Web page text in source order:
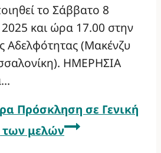
το Σάββατο 8
και ώρα 17.00 στην
Αδελφότητας (Μακένζυ
ΗΜΕΡΗΣΙΑ
Πρόσκληση σε Γενική
των μελών